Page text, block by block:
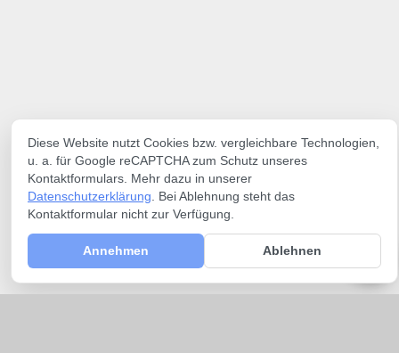
Diese Website nutzt Cookies bzw. vergleichbare Technologien,
u. a. für Google reCAPTCHA zum Schutz unseres
Kontaktformulars. Mehr dazu in unserer
Datenschutzerklärung . Bei Ablehnung steht das
Kontaktformular nicht zur Verfügung.
Annehmen Ablehnen